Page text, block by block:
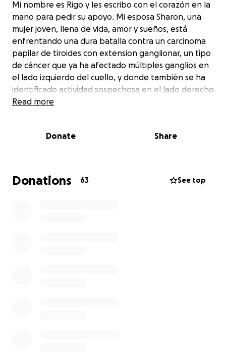
Mi nombre es Rigo y les escribo con el corazón en la
mano para pedir su apoyo. Mi esposa Sharon, una
mujer joven, llena de vida, amor y sueños, está
enfrentando una dura batalla contra un carcinoma
papilar de tiroides con extension ganglionar, un tipo
de cáncer que ya ha afectado múltiples ganglios en
el lado izquierdo del cuello, y donde también se ha
identificado actividad sospechosa en el lado derecho
y en la región traqueal, con nódulos que presentan
ronquera muy marcada, al punto de tener que forzar
la voz constantemente para poder hablar, y en
Read more
Donate Share
Donations 63 See top